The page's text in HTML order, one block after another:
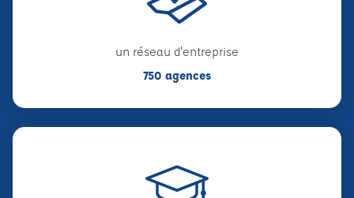
un réseau d'entreprise
750 agences